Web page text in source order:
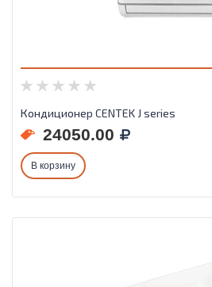
Кондиционер CENTEK J series
24050.00
В корзину